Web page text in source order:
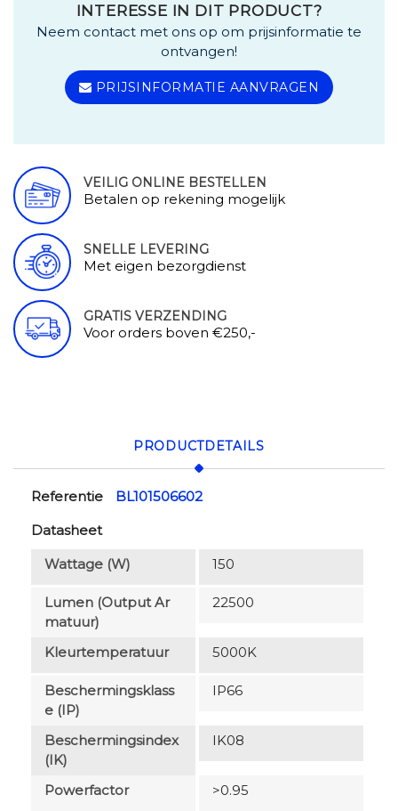
INTERESSE IN DIT PRODUCT?
Neem contact met ons op om prijsinformatie te
ontvangen!
PRIJSINFORMATIE AANVRAGEN
VEILIG ONLINE BESTELLEN
Betalen op rekening mogelijk
SNELLE LEVERING
Met eigen bezorgdienst
GRATIS VERZENDING
Voor orders boven €250,-
PRODUCTDETAILS
Referentie
BL101506602
Datasheet
Wattage (W)
150
Lumen (output Ar
Matuur)
22500
Kleurtemperatuur 5000K
Beschermingsklass
E (IP)
IP66
Beschermingsindex
(IK)
IK08
Powerfactor >0.95